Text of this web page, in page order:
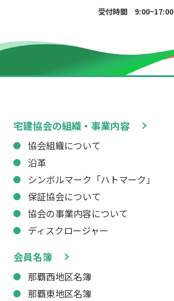
受付時間 9:00~17:00
宅建協会の組織・事業内容
協会組織について
沿革
シンボルマーク「ハトマーク」
保証協会について
協会の事業内容について
ディスクロージャー
会員名簿
那覇西地区名簿
那覇東地区名簿